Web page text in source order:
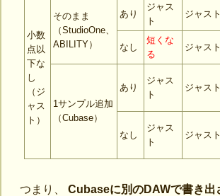
小数
点以
下な
し
（ジ
ャス
ト）
そのまま
（StudioOne、
ABILITY）
あり
ジャス
ト
ジャスト
なし
短くな
る
ジャスト
1サンプル追加
（Cubase）
あり
ジャス
ト
ジャスト
なし
ジャス
ト
ジャスト
つまり、Cubaseに別のDAWで書き出